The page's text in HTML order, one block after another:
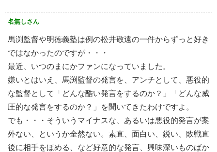
名無しさん
馬渕監督や明徳義塾は例の松井敬遠の一件からずっと好き
ではなかったのですが・・・
最近、いつのまにかファンになっていました。
嫌いとはいえ、馬渕監督の発言を、アンチとして、悪役的
な監督として「どんな酷い発言をするのか？」「どんな威
圧的な発言をするのか？」を聞いてきたわけですよ。
でも・・・そういうマイナスな、あるいは悪役的発言が案
外ない、というか全然ない。素直、面白い、鋭い、敗戦直
後に相手をほめる、など好意的な発言、興味深いものばか